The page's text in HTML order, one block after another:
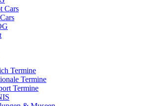
Cars
Termine
Termine
Termine